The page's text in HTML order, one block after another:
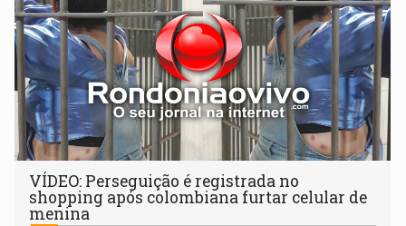
VÍDEO: Perseguição é registrada no
shopping após colombiana furtar celular de
menina